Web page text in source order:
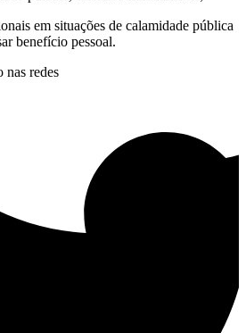
em situações de calamidade pública
benefício pessoal.
nas redes